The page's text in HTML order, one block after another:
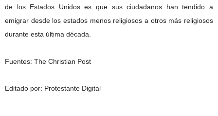
de los Estados Unidos es que sus ciudadanos han tendido a
emigrar desde los estados menos religiosos a otros más religiosos
durante esta última década.
Fuentes: The Christian Post
Editado por: Protestante Digital